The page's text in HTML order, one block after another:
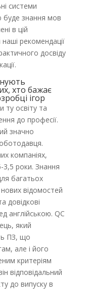
системи
буде знання мов
в цій
наші рекомендації
досвіду
хто бажає
ігор
ту освіту та
до професії.
значно
компаніях,
3,5 роки. Знання
багатьох
відомостей
довідкові
англійською. QC
який
ПЗ, що
але і його
критеріям
відповідальний
до випуску в